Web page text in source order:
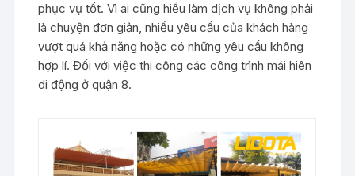
phục vụ tốt. Vì ai cũng hiểu làm dịch vụ không phải
là chuyện đơn giản, nhiều yêu cầu của khách hàng
vượt quá khả năng hoặc có những yêu cầu không
hợp lí. Đối với việc thi công các công trình mái hiên
di động ở quận 8.